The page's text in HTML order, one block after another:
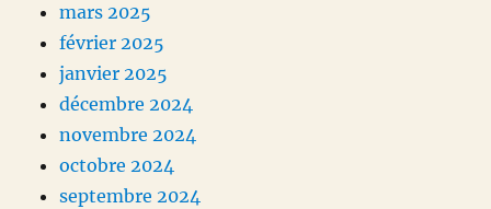
mars 2025
février 2025
janvier 2025
décembre 2024
novembre 2024
octobre 2024
septembre 2024